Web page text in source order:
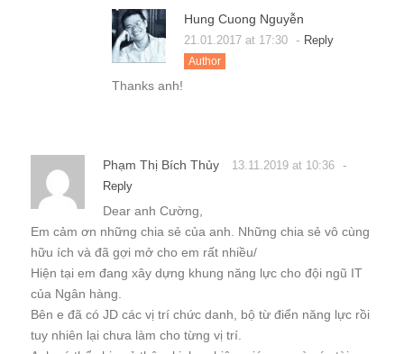
Phạm Thị Bích Thủy
Hiện tại em đang xây dựng khung năng lực cho đội ngũ IT
của Ngân hàng.
Bên e đã có JD các vị trí chức danh, bộ từ điển năng lực rồi
tuy nhiên lại chưa làm cho từng vị trí.
Anh có thể chia sẻ thêm kinh nghiệm giúp em và các tài
liệu, biểu mẫu liên quan không ạ.
Em cảm ơn anh
Trả lời